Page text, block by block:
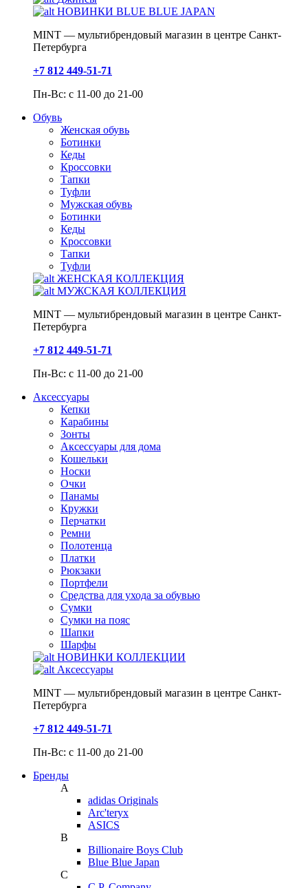
НОВИНКИ BLUE BLUE JAPAN
MINT — мультибрендовый магазин в центре Санкт-
Петербурга
+7 812 449-51-71
Пн-Вс: с 11-00 до 21-00
Обувь
Женская обувь
Ботинки
Кеды
Кроссовки
Тапки
Туфли
Мужская обувь
Ботинки
Кеды
Кроссовки
Тапки
Туфли
ЖЕНСКАЯ КОЛЛЕКЦИЯ
МУЖСКАЯ КОЛЛЕКЦИЯ
MINT — мультибрендовый магазин в центре Санкт-
Петербурга
+7 812 449-51-71
Пн-Вс: с 11-00 до 21-00
Аксессуары
Кепки
Карабины
Зонты
Аксессуары для дома
Кошельки
Носки
Очки
Панамы
Кружки
Перчатки
Ремни
Полотенца
Платки
Рюкзаки
Портфели
Средства для ухода за обувью
Сумки
Сумки на пояс
Шапки
Шарфы
НОВИНКИ КОЛЛЕКЦИИ
Аксессуары
MINT — мультибрендовый магазин в центре Санкт-
Петербурга
+7 812 449-51-71
Пн-Вс: с 11-00 до 21-00
Бренды
A
adidas Originals
Arc'teryx
ASICS
B
Billionaire Boys Club
Blue Blue Japan
C